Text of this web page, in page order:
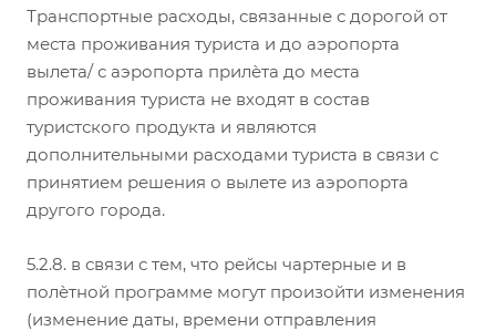
Транспортные расходы, связанные с дорогой от
места проживания туриста и до аэропорта
вылета/ с аэропорта прилѐта до места
проживания туриста не входят в состав
туристского продукта и являются
дополнительными расходами туриста в связи с
принятием решения о вылете из аэропорта
другого города.
5.2.8. в связи с тем, что рейсы чартерные и в
полѐтной программе могут произойти изменения
(изменение даты, времени отправления